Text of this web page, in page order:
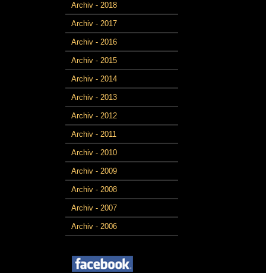
Archiv - 2018
Archiv - 2017
Archiv - 2016
Archiv - 2015
Archiv - 2014
Archiv - 2013
Archiv - 2012
Archiv - 2011
Archiv - 2010
Archiv - 2009
Archiv - 2008
Archiv - 2007
Archiv - 2006